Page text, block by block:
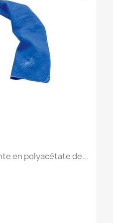
en polyacétate de...